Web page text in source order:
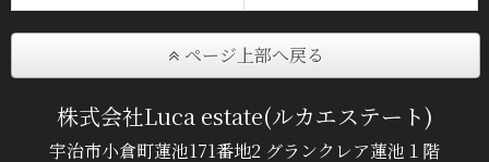
ページ上部へ戻る
株式会社Luca estate(ルカエステート)
宇治市小倉町蓮池171番地2 グランクレア蓮池１階